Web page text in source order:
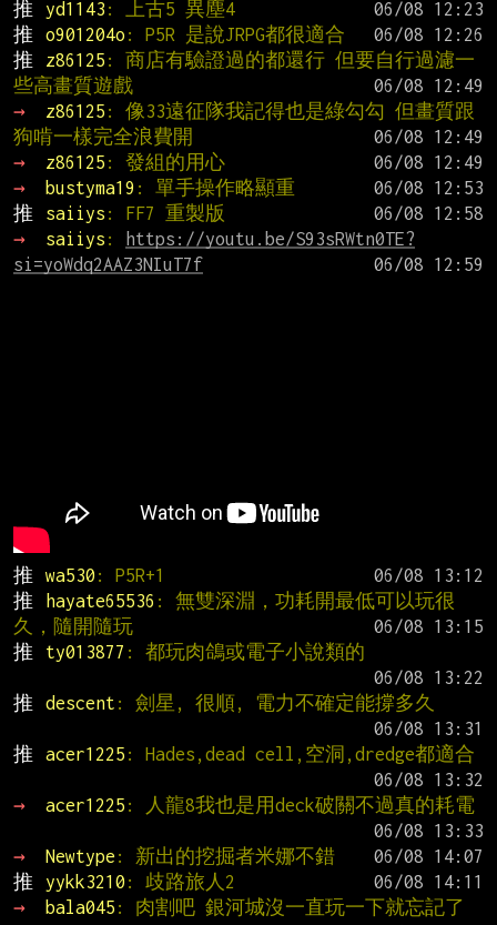
推 yd1143 : 上古5 異塵4
推
o901204o : P5R 是說JRPG都很適合
推
z86125 : 商店有驗證過的都還行 但要自行過濾一
些高畫質遊戲
→
z86125 : 像33遠征隊我記得也是綠勾勾 但畫質跟
狗啃一樣完全浪費開
→
z86125 : 發組的用心
→
bustyma19 : 單手操作略顯重
推
saiiys : FF7 重製版
→
saiiys :
https://youtu.be/S93sRWtn0TE?
si=yoWdq2AAZ3NIuT7f
推 wa530 : P5R+1
推
hayate65536 : 無雙深淵，功耗開最低可以玩很
久，隨開隨玩
推
ty013877 : 都玩肉鴿或電子小說類的
推
descent : 劍星, 很順, 電力不確定能撐多久
推
acer1225 : Hades,dead cell,空洞,dredge都適合
→
acer1225 : 人龍8我也是用deck破關不過真的耗電
→
Newtype : 新出的挖掘者米娜不錯
推
yykk3210 : 歧路旅人2
→
bala045 : 肉割吧 銀河城沒一直玩一下就忘記了